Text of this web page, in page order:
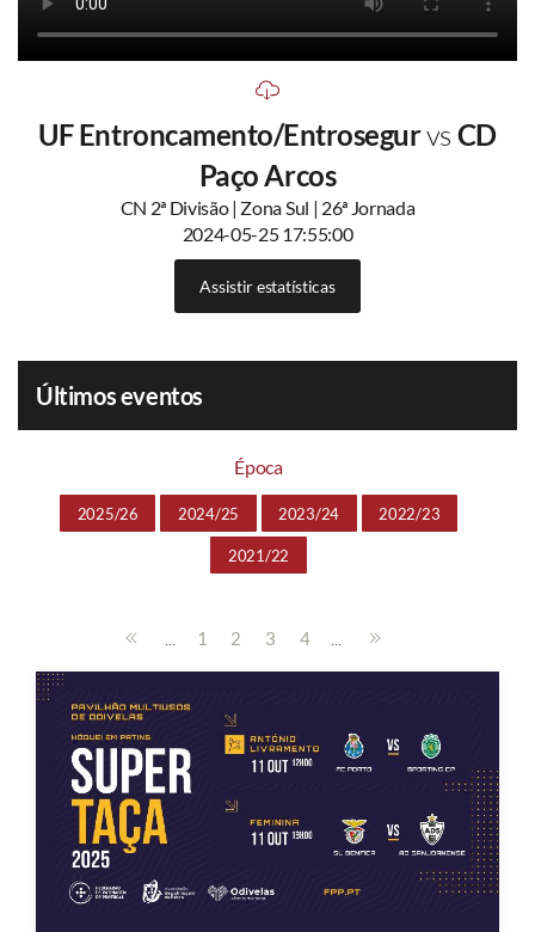
UF Entroncamento/Entrosegurvs CD
Paço Arcos
CN 2ª Divisão | Zona Sul | 26ª Jornada
2024-05-25 17:55:00
Assistir estatísticas
Últimos eventos
Época
2025/26 2024/25 2023/24 2022/23
2021/22
... 1 2 3 4 ...